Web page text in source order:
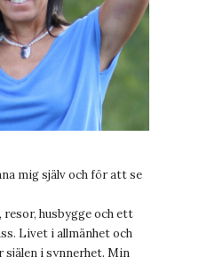
mig själv och för att se
husbygge och ett
Livet i allmänhet och
i synnerhet. Min